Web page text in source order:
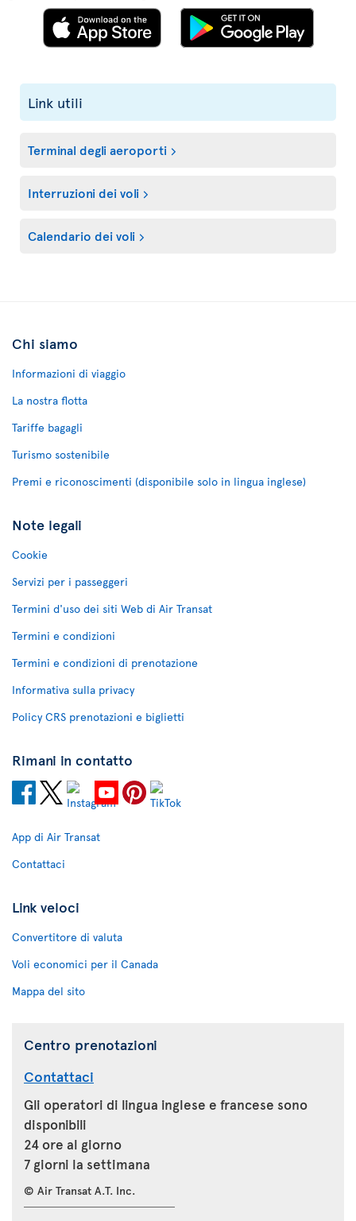
Link utili
Terminal degli aeroporti
Interruzioni dei voli
Calendario dei voli
Chi siamo
Informazioni di viaggio
La nostra flotta
Tariffe bagagli
Turismo sostenibile
Premi e riconoscimenti (disponibile solo in lingua inglese)
Note legali
Cookie
Servizi per i passeggeri
Termini d'uso dei siti Web di Air Transat
Termini e condizioni
Termini e condizioni di prenotazione
Informativa sulla privacy
Policy CRS prenotazioni e biglietti
Rimani in contatto
App di Air Transat
Contattaci
Link veloci
Convertitore di valuta
Voli economici per il Canada
Mappa del sito
Centro prenotazioni
Contattaci
Gli operatori di lingua inglese e francese sono
disponibili
24 ore al giorno
7 giorni la settimana
© Air Transat A.T. Inc.